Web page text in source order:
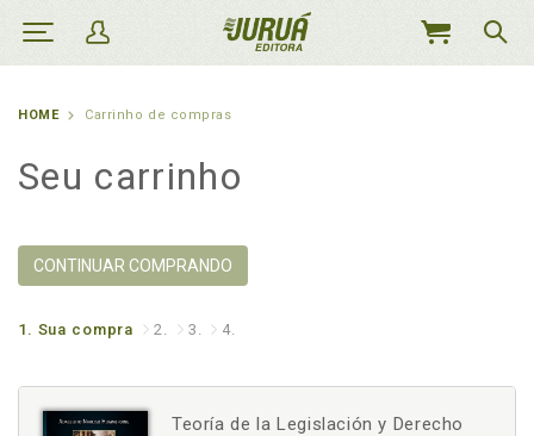
MEU
HOME Carrinho de compras
Seu carrinho
CONTINUAR COMPRANDO
1. Sua compra 2. 3. 4.
Teoría de la Legislación y Derecho